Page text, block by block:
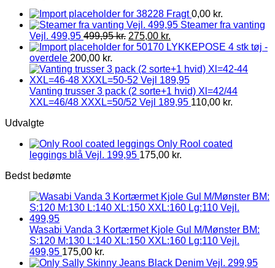
Fragt 0,00 kr.
Steamer fra vanting
Vejl. 499,95 499,95kr. 275,00 kr.
LYKKEPOSE 4 stk tøj -
overdele 200,00 kr.
Vanting trusser 3 pack (2 sorte+1 hvid) Xl=42/44
XXL=46/48 XXXL=50/52 Vejl 189,95 110,00 kr.
Udvalgte
Only Rool coated
leggings blå Vejl. 199,95 175,00 kr.
Bedst bedømte
Wasabi Vanda 3 Kortærmet Kjole Gul M/Mønster BM:
S:120 M:130 L:140 XL:150 XXL:160 Lg:110 Vejl.
499,95 175,00 kr.